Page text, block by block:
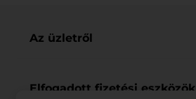
Az üzletről
Elfogadott fizetési eszközök